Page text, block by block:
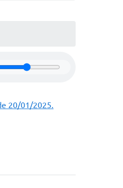
20/01/2025.